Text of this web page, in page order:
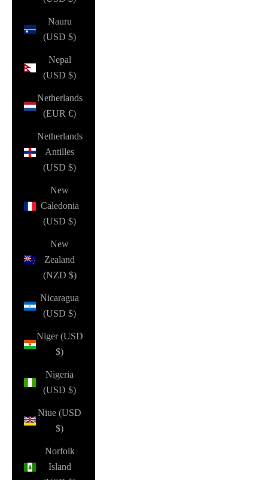
Nauru
(USD $)
Nepal
(USD $)
Netherlands
(EUR €)
Netherlands
Antilles
(USD $)
New
Caledonia
(USD $)
New
Zealand
(NZD $)
Nicaragua
(USD $)
Niger (USD
$)
Nigeria
(USD $)
Niue (USD
$)
Norfolk
Island